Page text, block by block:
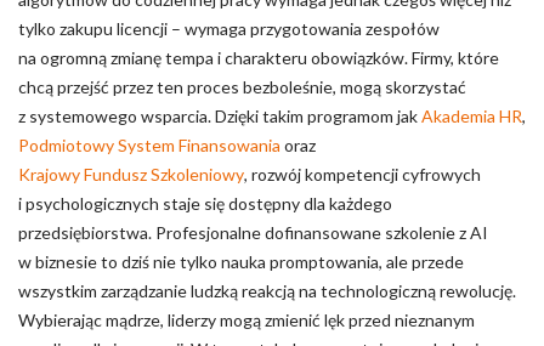
tylko zakupu licencji – wymaga przygotowania zespołów
na ogromną zmianę tempa i charakteru obowiązków. Firmy, które
chcą przejść przez ten proces bezboleśnie, mogą skorzystać
z systemowego wsparcia. Dzięki takim programom jakAkademia HR,
Podmiotowy System Finansowania oraz
Krajowy Fundusz Szkoleniowy, rozwój kompetencji cyfrowych
i psychologicznych staje się dostępny dla każdego
przedsiębiorstwa. Profesjonalne dofinansowane szkolenie z AI
w biznesie to dziś nie tylko nauka promptowania, ale przede
wszystkim zarządzanie ludzką reakcją na technologiczną rewolucję.
Wybierając mądrze, liderzy mogą zmienić lęk przed nieznanym
Zapisz moje preferencje
Akceptuj wszystko